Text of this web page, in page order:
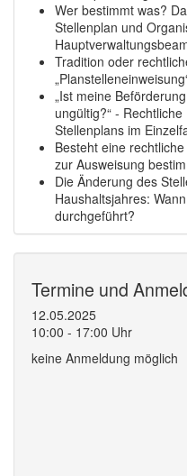
Wer bestimmt was?
Stellenplan und
Tradition oder
„Ist meine
ungültig?“ -
Stellenplans im
Besteht eine
zur Ausweisung
Die Änderung des
Haushaltsjahres:
durchgeführt?
Termine und
12.05.2025
10:00 - 17:00 Uhr
keine Anmeldung möglich